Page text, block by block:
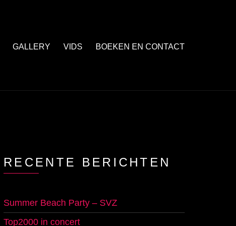
GALLERY VIDS BOEKEN EN CONTACT
RECENTE BERICHTEN
Summer Beach Party – SVZ
Top2000 in concert